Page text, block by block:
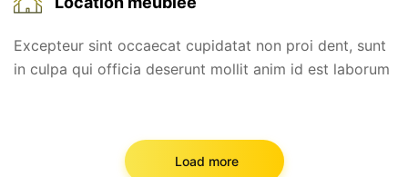
Excepteur sint occaecat cupidatat non proi dent, sunt
in culpa qui officia deserunt mollit anim id est laborum
Load more